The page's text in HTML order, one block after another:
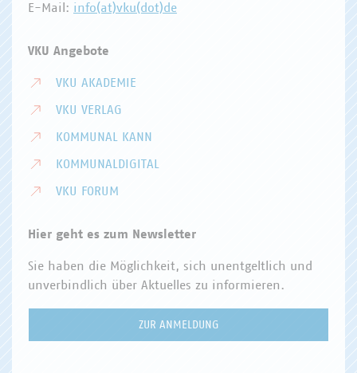
E-Mail: info(at)vku(dot)de
VKU Angebote
VKU AKADEMIE
VKU VERLAG
KOMMUNAL KANN
KOMMUNALDIGITAL
VKU FORUM
Hier geht es zum Newsletter
Sie haben die Möglichkeit, sich unentgeltlich und
unverbindlich über Aktuelles zu informieren.
ZUR ANMELDUNG